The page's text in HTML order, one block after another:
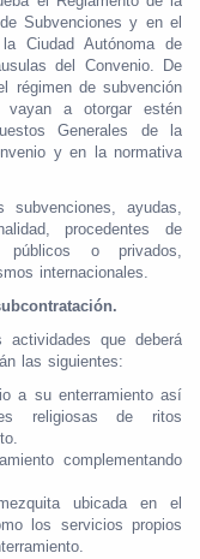
Subvenciones y en el
Ciudad Autónoma de
del Convenio. De
régimen de subvención
vayan a otorgar estén
Generales de la
y en la normativa
subvenciones, ayudas,
procedentes de
públicos o privados,
internacionales.
que deberá
las siguientes:
a su enterramiento así
religiosas de ritos
complementando
ubicada en el
los servicios propios